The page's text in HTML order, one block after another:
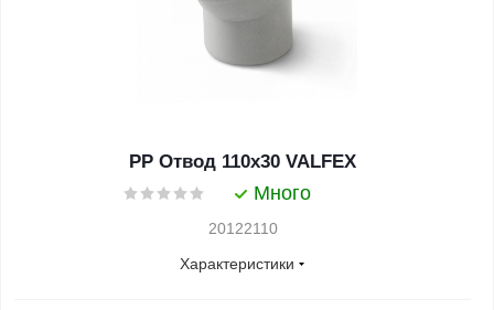
PP Отвод 110x30 VALFEX
Много
20122110
Характеристики